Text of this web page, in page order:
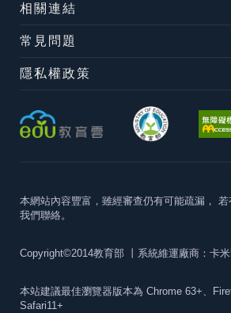
相關連結
常見問題
隱私權政策
本網站內容豐富，雖經審查仍有可能疏漏， 若
我們聯絡。
Copyright©2014教育部 丨系統維運廠商：卡
本站建議最佳瀏覽器版本為 Chrome 63+、
Safari11+